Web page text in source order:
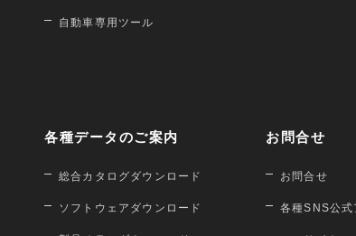
自動車専用ツール
各種データのご案内
総合カタログダウンロード
ソフトウェアダウンロード
お問合せ
お問合せ
各種SNS公式